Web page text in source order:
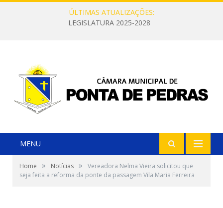
ÚLTIMAS ATUALIZAÇÕES:
LEGISLATURA 2025-2028
MENU
Home » Notícias »
Vereadora Nelma Vieira solicitou que
seja feita a reforma da ponte da passagem Vila Maria Ferreira